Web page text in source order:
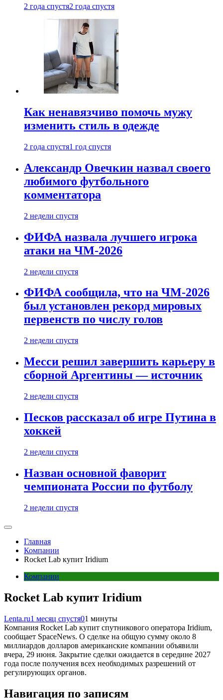
2 года спустя2 года спустя
Как ненавязчиво помочь мужу
изменить стиль в одежде
2 года спустя1 год спустя
Александр Овечкин назвал своего
любимого футбольного
комментатора
2 недели спустя
ФИФА назвала лучшего игрока
атаки на ЧМ-2026
2 недели спустя
ФИФА сообщила, что на ЧМ-2026
был установлен рекорд мировых
первенств по числу голов
2 недели спустя
Месси решил завершить карьеру в
сборной Аргентины — источник
2 недели спустя
Песков рассказал об игре Путина в
хоккей
2 недели спустя
Назван основной фаворит
чемпионата России по футболу
2 недели спустя
Главная
Компании
Rocket Lab купит Iridium
Компании
Rocket Lab купит Iridium
Lenta.ru1 месяц спустя01 минуты
Компания Rocket Lab купит спутникового оператора Iridium,
сообщает SpaceNews. О сделке на общую сумму около 8
миллиардов долларов американские компании объявили
вчера, 29 июня. Закрытие сделки ожидается в середине 2027
года после получения всех необходимых разрешений от
регулирующих органов.
Навигация по записям